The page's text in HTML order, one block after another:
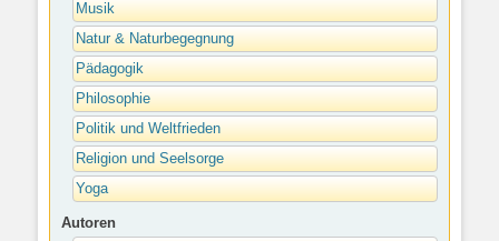
Musik
Natur & Naturbegegnung
Pädagogik
Philosophie
Politik und Weltfrieden
Religion und Seelsorge
Yoga
Autoren